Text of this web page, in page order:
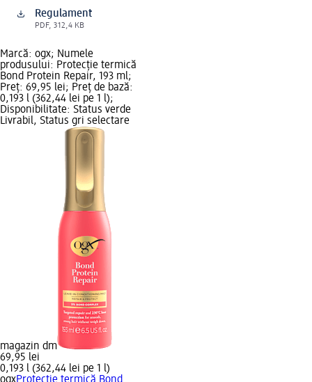
Regulament
PDF, 312,4 KB
Marcă: ogx; Numele
produsului: Protecție termică
Bond Protein Repair, 193 ml;
Preț: 69,95 lei; Preț de bază:
0,193 l (362,44 lei pe 1 l);
Disponibilitate: Status verde
Livrabil, Status gri selectare
magazin dm
69,95 lei
0,193 l (362,44 lei pe 1 l)
ogxProtecție termică Bond